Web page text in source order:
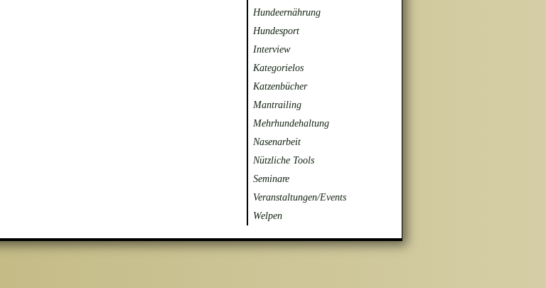
Hundeernährung
Hundesport
Interview
Kategorielos
Katzenbücher
Mantrailing
Mehrhundehaltung
Nasenarbeit
Nützliche Tools
Seminare
Veranstaltungen/Events
Welpen